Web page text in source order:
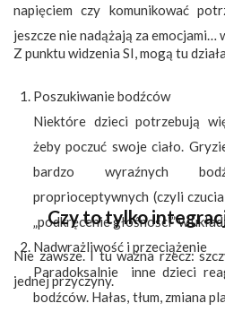
napięciem czy komunikować
jeszcze nie nadążają za emocjami…
Z punktu widzenia SI, mogą tu
Poszukiwanie bodźców
Niektóre dzieci potrzebują
żeby poczuć swoje ciało.
bardzo wyraźnych
proprioceptywnych (czyli
„podkręcenie głośności” w
Nadwrażliwość i przeciążenie
Paradoksalnie
inne dzieci
bodźców. Hałas, tłum, zmiana
Czy to tylko
Nie zawsze. I tu ważna rzecz:
jednej przyczyny.